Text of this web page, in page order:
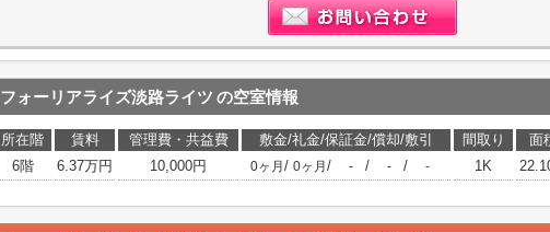
フォーリアライズ淡路ライツ の空室情報
所在階 賃料 管理費・共益費 敷金/礼金/保証金/償却/敷引 間取り 面
6階
6.37万円 10,000円 0ヶ月 / 0ヶ月 / - / - / - 1K